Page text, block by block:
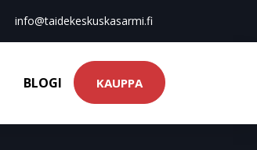
info@taidekeskuskasarmi.fi
BLOGI KAUPPA